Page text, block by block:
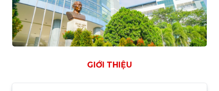
GIỚI THIỆU